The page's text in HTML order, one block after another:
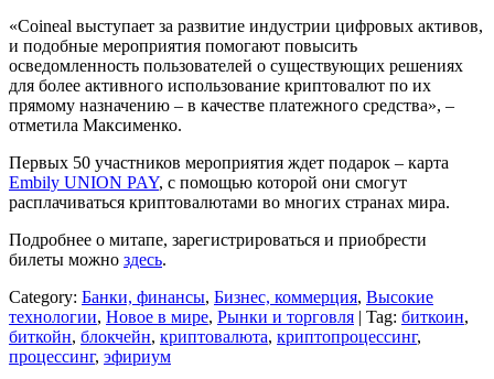
«Coineal выступает за развитие индустрии цифровых активов,
и подобные мероприятия помогают повысить
осведомленность пользователей о существующих решениях
для более активного использование криптовалют по их
прямому назначению – в качестве платежного средства», –
отметила Максименко.
Первых 50 участников мероприятия ждет подарок – карта
Embily UNION PAY, с помощью которой они смогут
расплачиваться криптовалютами во многих странах мира.
Подробнее о митапе, зарегистрироваться и приобрести
билеты можно здесь.
Category: Банки, финансы, Бизнес, коммерция, Высокие
технологии, Новое в мире, Рынки и торговля | Tag: биткоин,
биткойн, блокчейн, криптовалюта, криптопроцессинг,
процессинг, эфириум